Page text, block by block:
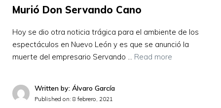
Murió Don Servando Cano
Hoy se dio otra noticia trágica para el ambiente de los
espectáculos en Nuevo León y es que se anunció la
muerte del empresario Servando … Read more
Written by: Álvaro García
Published on: 8 febrero, 2021